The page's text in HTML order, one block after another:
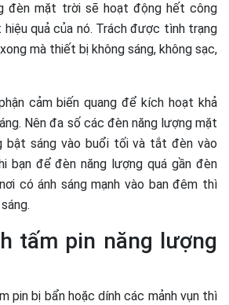
đèn mặt trời sẽ hoạt động hết công
quả của nó. Trách được tình trạng
mà thiết bị không sáng, không sạc,
cảm biến quang để kích hoạt khả
Nên đa số các đèn năng lượng mặt
sáng vào buổi tối và tắt đèn vào
bạn để đèn năng lượng quá gần đèn
có ánh sáng mạnh vào ban đêm thì
tấm pin năng lượng
pin bị bẩn hoặc dính các mảnh vụn thì